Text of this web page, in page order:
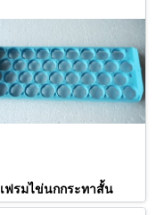
เฟรมไข่นกกระทาสั้น